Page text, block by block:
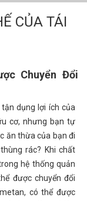
CỦA TÁI
Chuyển Đổi
dụng lợi ích của
cơ, nhưng bạn tự
ăn thừa của bạn đi
rác? Khi chất
hệ thống quản
được chuyển đổi
có thể được